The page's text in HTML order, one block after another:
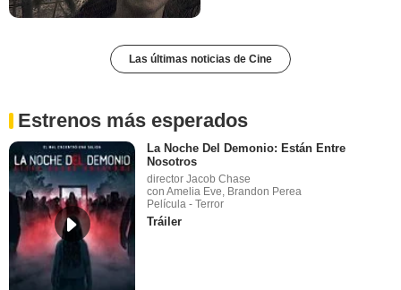
Las últimas noticias de Cine
Estrenos más esperados
La Noche Del Demonio: Están Entre
Nosotros
director Jacob Chase
con Amelia Eve, Brandon Perea
Película - Terror
Tráiler